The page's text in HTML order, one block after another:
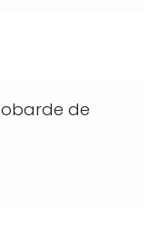
de